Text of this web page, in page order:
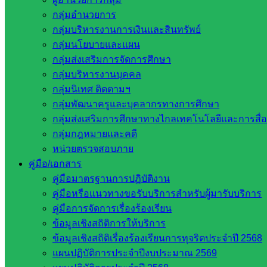
กลุ่มอำนวยการ
กลุ่มบริหารงานการเงินและสินทรัพย์
กลุ่มนโยบายและแผน
กลุ่มส่งเสริมการจัดการศึกษา
กลุ่มบริหารงานบุคคล
กลุ่มนิเทศ ติดตามฯ
กลุ่มพัฒนาครูและบุคลากรทางการศึกษา
กลุ่มส่งเสริมการศึกษาทางไกลเทคโนโลยีและการสื่
กลุ่มกฎหมายและคดี
หน่วยตรวจสอบภาย
คู่มือ/เอกสาร
คู่มือมาตรฐานการปฏิบัติงาน
คู่มือหรือแนวทางขอรับบริการสำหรับผู้มารับบริการ
คู่มือการจัดการเรื่องร้องเรียน
ข้อมูลเชิงสถิติการให้บริการ
ข้อมูลเชิงสถิติเรื่องร้องเรียนการทุจริตประจำปี 2568
แผนปฏิบัติการประจำปีงบประมาณ 2569
เว็บไซต์ สพป. ในสังกัด สพฐ.
กรมบัญชีกลาง
สำนักงาน ส.ก.ส.ค
หน่วยงานในจังหวัดสระแก้ว
จังหวัดสระแก้ว
องค์การบริหารส่วนจังหวัดสระแก้ว
ศึกษาธิการจังหวัดสระแก้ว
สำนักงาน ส.ก.ส.ค. จังหวัดสระแก้ว
สพป. สระแก้วเขต 1
สพป.สระแก้ว เขต 2
โรงเรียนในสังกัด สพป.สระแก้ว เขต 1
โรงเรียนในสังกัด สพป.สระแก้ว เขต 2
วิทยาลัยเทคนิคสระแก้ว
วิทยาลัยเทคนิควังน้ำเย็น
กศน.สระแก้ว